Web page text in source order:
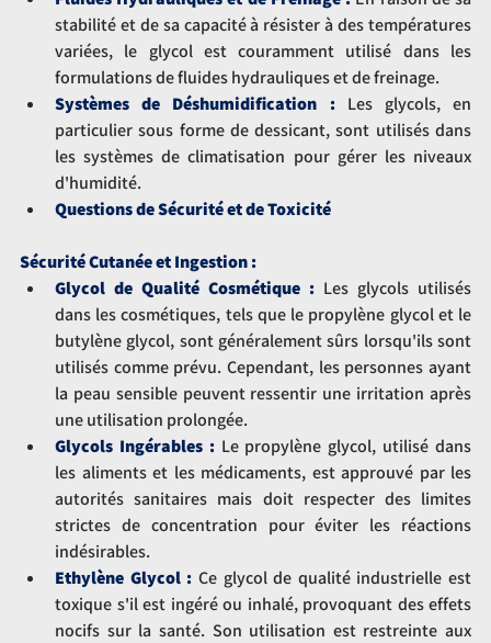
stabilité et de sa capacité à résister à des températures
variées, le glycol est couramment utilisé dans les
formulations de fluides hydrauliques et de freinage.
Systèmes de Déshumidification : Les glycols, en
particulier sous forme de dessicant, sont utilisés dans
les systèmes de climatisation pour gérer les niveaux
d'humidité.
Questions de Sécurité et de Toxicité
Sécurité Cutanée et Ingestion :
Glycol de Qualité Cosmétique : Les glycols utilisés
dans les cosmétiques, tels que le propylène glycol et le
butylène glycol, sont généralement sûrs lorsqu'ils sont
utilisés comme prévu. Cependant, les personnes ayant
la peau sensible peuvent ressentir une irritation après
une utilisation prolongée.
Glycols Ingérables : Le propylène glycol, utilisé dans
les aliments et les médicaments, est approuvé par les
autorités sanitaires mais doit respecter des limites
strictes de concentration pour éviter les réactions
indésirables.
Ethylène Glycol : Ce glycol de qualité industrielle est
toxique s'il est ingéré ou inhalé, provoquant des effets
nocifs sur la santé. Son utilisation est restreinte aux